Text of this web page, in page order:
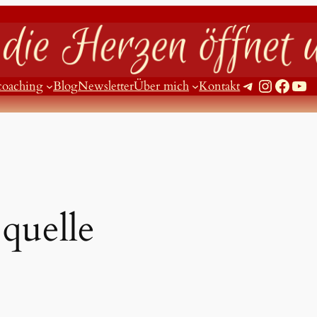
BlogNewsletterÜber mich KontaktTelegram Instagram Facebook YouTube
quelle